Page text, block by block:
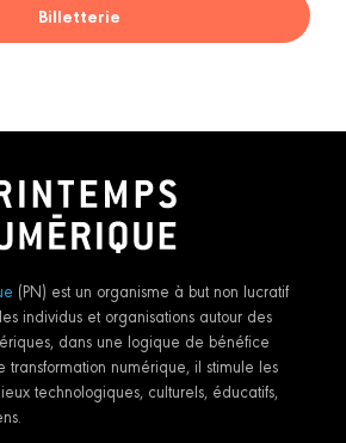
Billetterie
(PN) est un organisme à but non lucratif
individus et organisations autour des
dans une logique de bénéfice
transformation numérique, il stimule les
technologiques, culturels, éducatifs,